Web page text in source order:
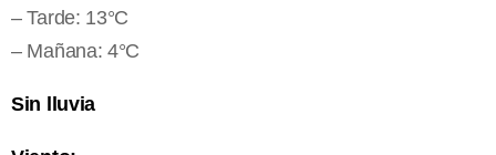
– Tarde: 13°C
– Mañana: 4°C
Sin lluvia